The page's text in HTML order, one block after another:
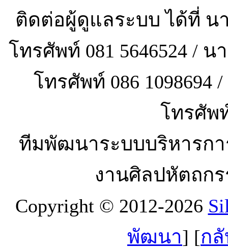
ติดต่อผู้ดูแลระบบ ได้ที่ น
โทรศัพท์ 081 5646524 /
โทรศัพท์ 086
โทรศัพ
ทีมพัฒนาระบบบริหารก
งานศิลปหัตถก
Copyright © 2012-2026
พัฒนา] [ก